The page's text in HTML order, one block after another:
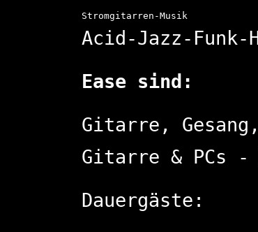
Stromgitarren-Musik
Acid-Jazz-Funk-
Ease sind:
Gitarre,
Gitarre & PCs -
Dauergäste: